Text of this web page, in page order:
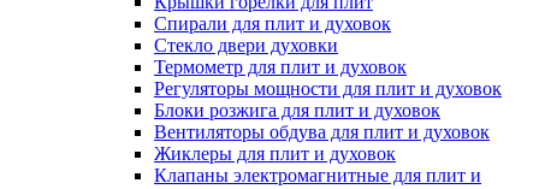
Спирали для плит и духовок
Стекло двери духовки
Термометр для плит и духовок
Регуляторы мощности для плит и духовок
Блоки розжига для плит и духовок
Вентиляторы обдува для плит и духовок
Жиклеры для плит и духовок
Клапаны электромагнитные для плит и